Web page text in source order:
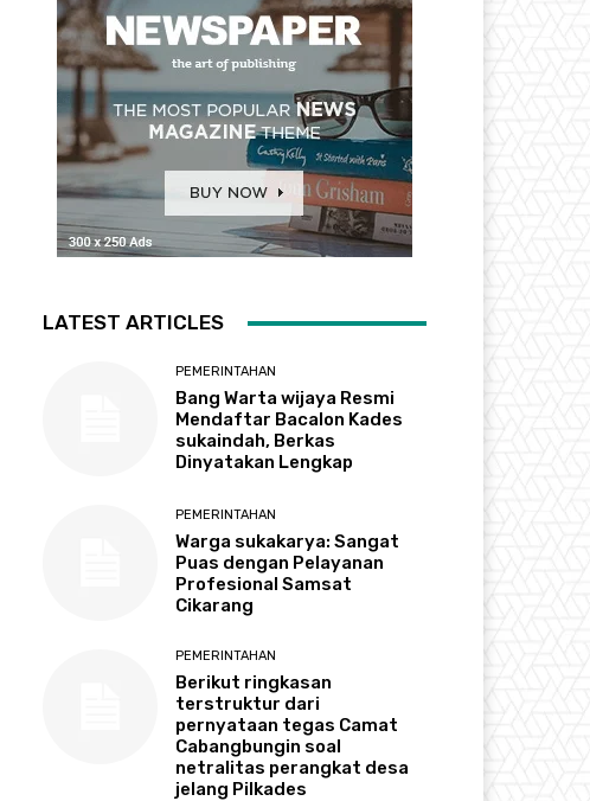
LATEST ARTICLES
PEMERINTAHAN
Bang Warta wijaya Resmi
Mendaftar Bacalon Kades
sukaindah, Berkas
Dinyatakan Lengkap
PEMERINTAHAN
Warga sukakarya: Sangat
Puas dengan Pelayanan
Profesional Samsat
Cikarang
PEMERINTAHAN
Berikut ringkasan
terstruktur dari
pernyataan tegas Camat
Cabangbungin soal
netralitas perangkat desa
jelang Pilkades